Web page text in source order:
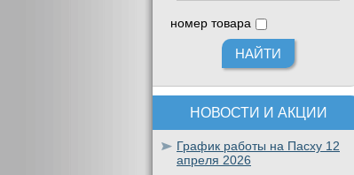
номер товара
НОВОСТИ И АКЦИИ
График работы на Пасху 12
апреля 2026